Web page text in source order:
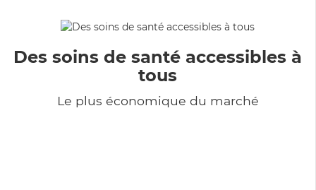
Des soins de santé accessibles à
tous
Le plus économique du marché